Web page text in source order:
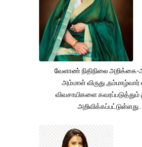
வேளாண் நிதிநிலை
அம்மாள் விருது ,நம்மாழ்வார்
விவசாயிகளை கவரப்படுத்தும்
அறிவிக்கப்பட்டுள்ளது...